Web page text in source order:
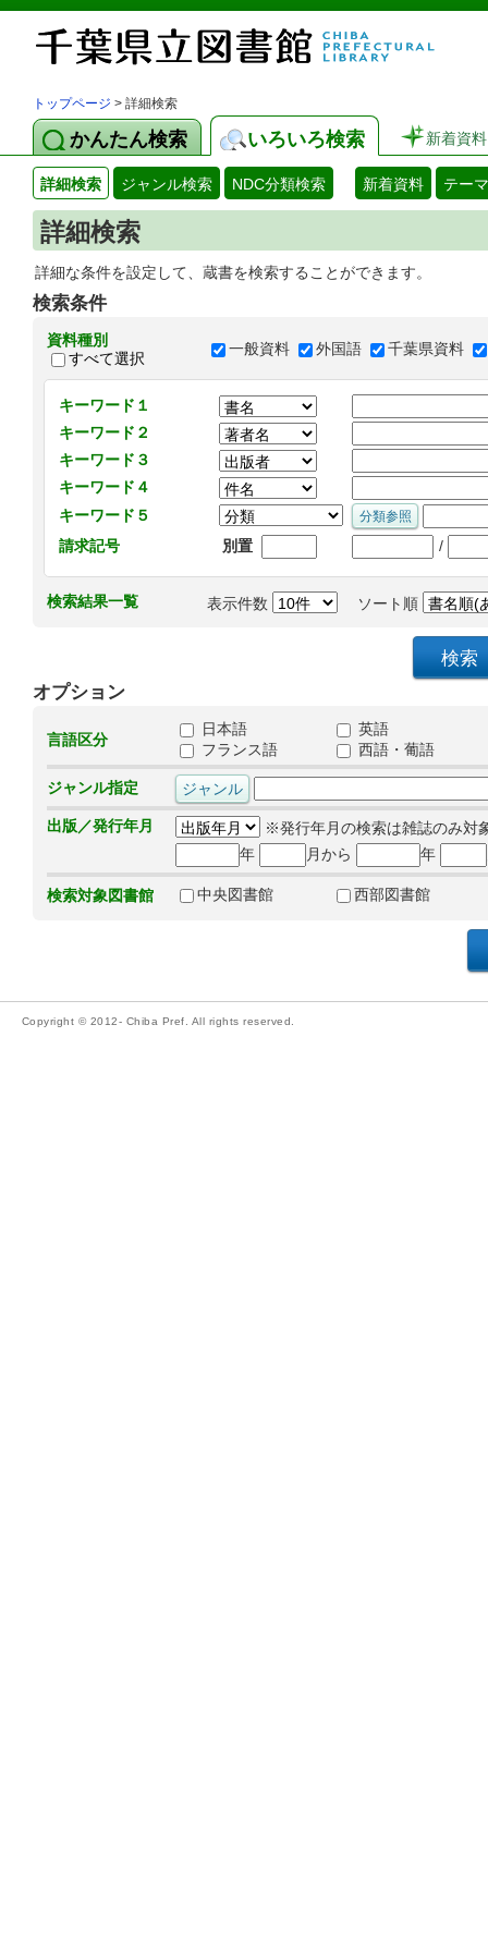
トップページ > 詳細検索
かんたん検索 いろいろ検索 新着資料
詳細検索 ジャンル検索 NDC分類検索 新着資料 テー
詳細検索
詳細な条件を設定して、蔵書を検索することができます。
検索条件
資料種別
すべて選択
一般資料 外国語 千葉県資料
キーワード１
キーワード２
キーワード３
キーワード４
キーワード５
請求記号
別置 /
検索結果一覧 表示件数 ソート順
オプション
言語区分
日本語
英語
フランス語
西語・葡語
ジャンル指定
出版／発行年月
※発行年月の検索は雑誌のみ対
年
月から 年
検索対象図書館 中央図書館 西部図書館
Copyright © 2012- Chiba Pref. All rights reserved.